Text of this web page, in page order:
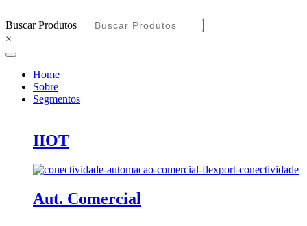
Buscar Produtos
×
Home
Sobre
Segmentos
IIOT
Aut. Comercial